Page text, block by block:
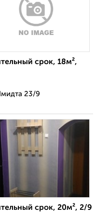
срок, 18м²,
23/9
срок, 20м², 2/9